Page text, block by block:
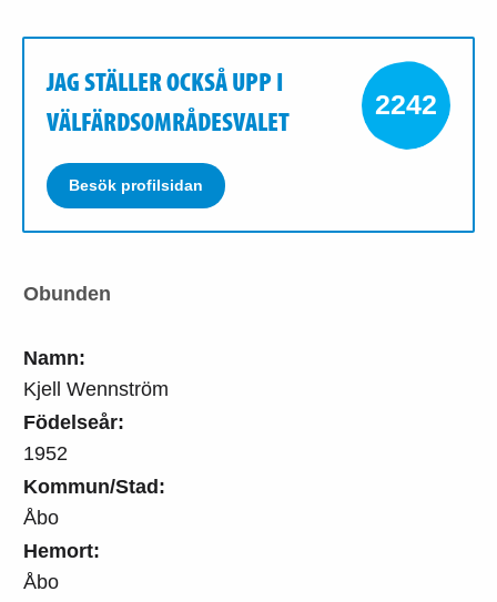
Obunden
Namn:
Kjell Wennström
Födelseår:
1952
Kommun/Stad:
Åbo
Hemort:
Åbo
JAG STÄLLER OCKSÅ UPP I
VÄLFÄRDSOMRÅDESVALET
Besök profilsidan
2242